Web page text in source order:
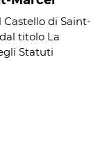
di Saint-
titolo La
Statuti